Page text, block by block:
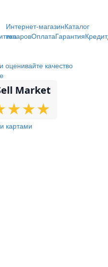
Интернет-магазинКаталог
товаровОплатаГарантияКредит
Market
★
★★
★★
★